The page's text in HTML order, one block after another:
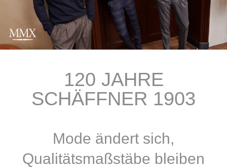
120 JAHRE
SCHÄFFNER 1903
Mode ändert sich,
Qualitätsmaßstäbe bleiben